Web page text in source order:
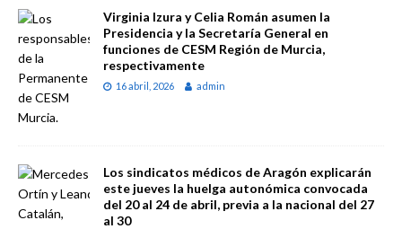
Virginia Izura y Celia Román asumen la
Presidencia y la Secretaría General en
funciones de CESM Región de Murcia,
respectivamente
16 abril, 2026 admin
Los sindicatos médicos de Aragón explicarán
este jueves la huelga autonómica convocada
del 20 al 24 de abril, previa a la nacional del 27
al 30